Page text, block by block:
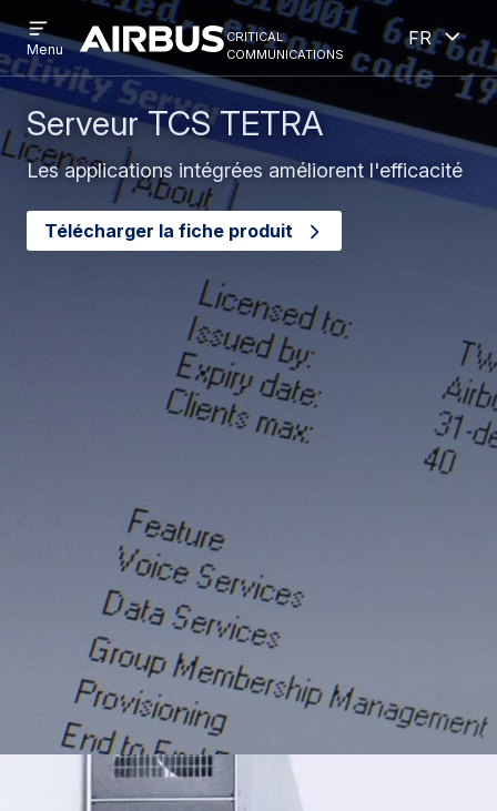
Aller
au
contenu
principal
Skip
to
search
Criticalcommunications
critical
communications
menu
Menu
French
Serveur TCS TETRA
Les applications intégrées améliorent l'efficacité
Télécharger la fiche produit